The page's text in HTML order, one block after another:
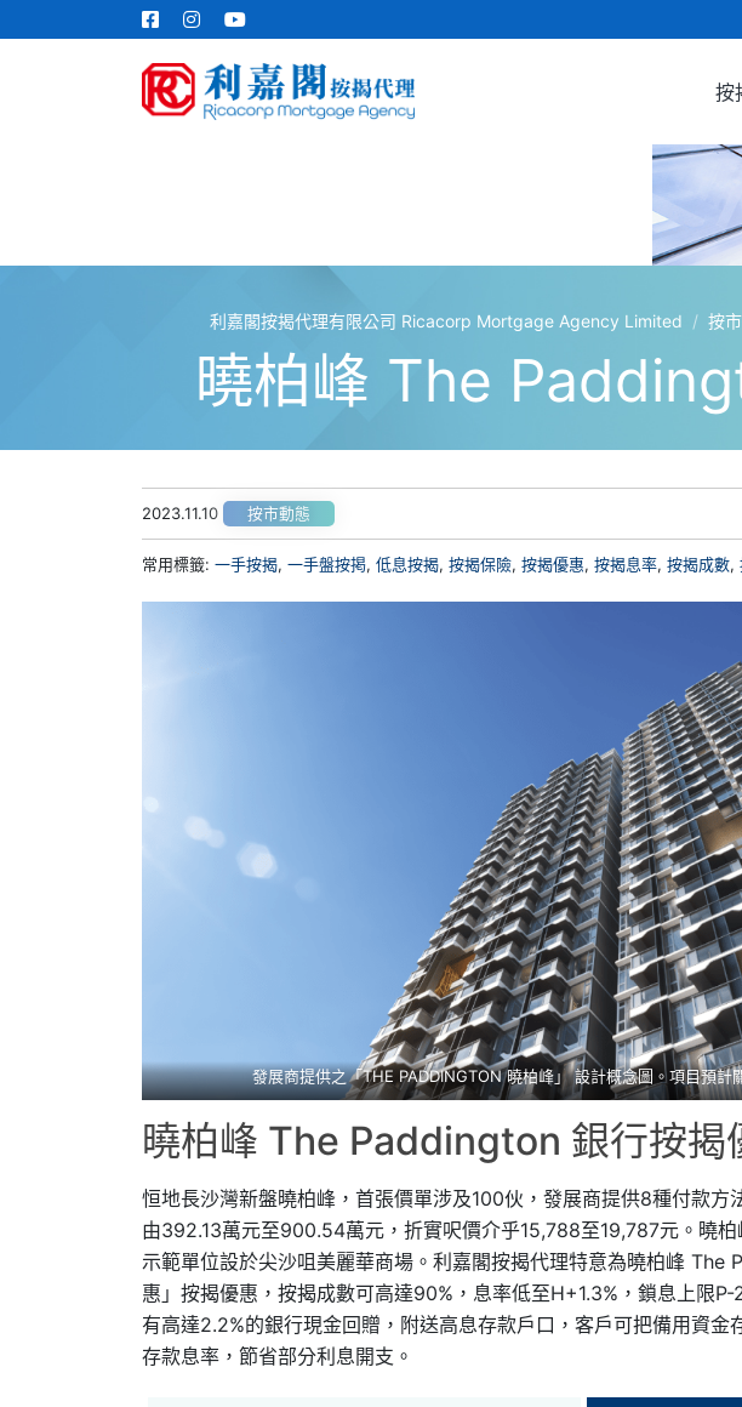
按
利嘉閣按揭代理有限公司 Ricacorp Mortgage Agency Limited 利嘉
/ 按
曉柏峰 The
2023.11.10 按市動態
常用標籤: 一手按揭, 一手盤按掲, 低息按揭, 按揭保險, 按揭優惠, 按揭息率, 按揭成數,
發展商提供之「THE PADDINGTON 曉柏峰」 設計概念圖。項目預
曉柏峰 The Paddington 銀行按揭
恒地長沙灣新盤曉柏峰，首張價單涉及100伙，發展商提供8種付款方
由392.13萬元至900.54萬元，折實呎價介乎15,788至19,787元。曉
示範單位設於尖沙咀美麗華商場。利嘉閣按揭代理特意為曉柏峰 The
惠」按揭優惠，按揭成數可高達90%，息率低至H+1.3%，鎖息上限
有高達2.2%的銀行現金回贈，附送高息存款戶口，客戶可把備用資金
存款息率，節省部分利息開支。